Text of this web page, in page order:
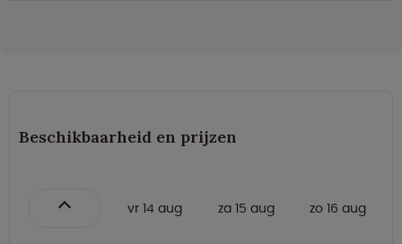
Beschikbaarheid en prijzen
vr 14 aug za 15 aug zo 16 aug